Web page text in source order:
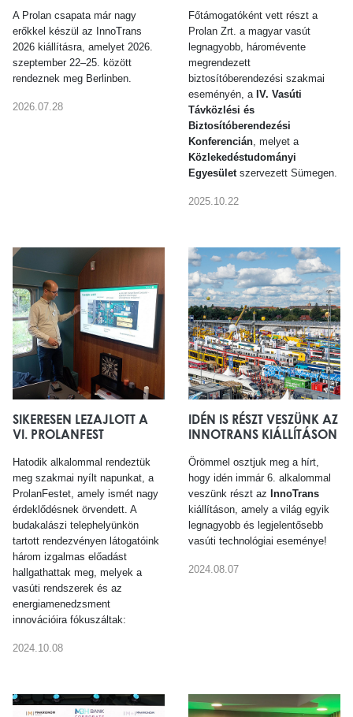
A Prolan csapata már nagy
erőkkel készül az InnoTrans
2026 kiállításra, amelyet 2026.
szeptember 22–25. között
rendeznek meg Berlinben.
2026.07.28
Főtámogatóként vett részt a
Prolan Zrt. a magyar vasút
legnagyobb, háromévente
megrendezett
biztosítóberendezési szakmai
eseményén, a IV. Vasúti
Távközlési és
Biztosítóberendezési
Konferencián, melyet a
Közlekedéstudományi
Egyesületszervezett Sümegen.
2025.10.22
SIKERESEN LEZAJLOTT A
VI. PROLANFEST
Hatodik alkalommal rendeztük
meg szakmai nyílt napunkat, a
ProlanFestet, amely ismét nagy
érdeklődésnek örvendett. A
budakalászi telephelyünkön
tartott rendezvényen látogatóink
három izgalmas előadást
hallgathattak meg, melyek a
vasúti rendszerek és az
energiamenedzsment
innovációira fókuszáltak:
2024.10.08
IDÉN IS RÉSZT VESZÜNK AZ
INNOTRANS KIÁLLÍTÁSON
Örömmel osztjuk meg a hírt,
hogy idén immár 6. alkalommal
veszünk részt az InnoTrans
kiállításon, amely a világ egyik
legnagyobb és legjelentősebb
vasúti technológiai eseménye!
2024.08.07